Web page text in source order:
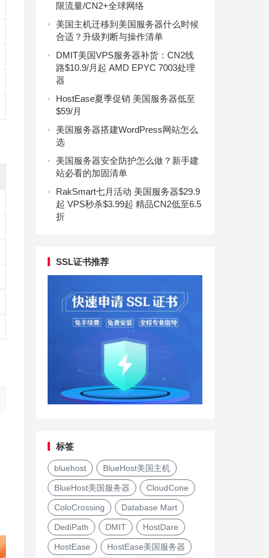
限流量/CN2+全球网络
美国主机迁移到美国服务器什么时候
合适？升级判断与操作清单
DMIT美国VPS服务器补货：CN2线
路$10.9/月起 AMD EPYC 7003处理
器
HostEase夏季促销 美国服务器低至
$59/月
美国服务器搭建WordPress网站怎么
选
美国服务器安全防护怎么做？新手建
站必看的加固清单
RakSmart七月活动 美国服务器$29.9
起 VPS秒杀$3.99起 精品CN2低至6.5
折
SSL证书推荐
标签
bluehost BlueHost美国主机
BlueHost美国服务器 CloudCone
ColoCrossing Database Mart
DediPath DMIT HostDare
HostEase HostEase美国服务器